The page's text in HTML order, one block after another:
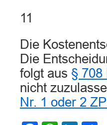
11
Die
Die
folgt aus § 708
nicht
Nr. 1 oder 2